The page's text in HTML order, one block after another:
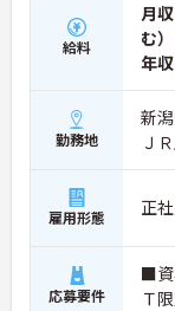
給料
月収
む）
年収
勤務地
新
Ｊ
雇用形態 正
応募要件
■資
Ｔ